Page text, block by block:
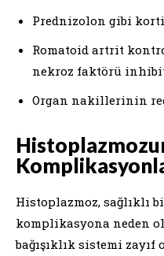
Prednizolon gibi
Romatoid artrit
nekroz faktörü
Organ nakillerinin
Histoplazmoz, sağlıklı
komplikasyona neden
bağışıklık sistemi